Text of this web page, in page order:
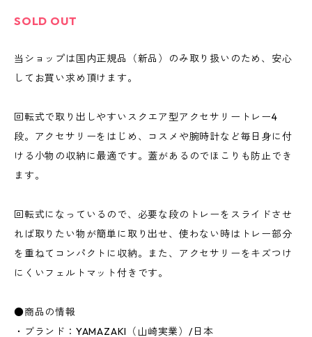
SOLD OUT
当ショップは国内正規品（新品）のみ取り扱いのため、安心
してお買い求め頂けます。
回転式で取り出しやすいスクエア型アクセサリートレー4
段。アクセサリーをはじめ、コスメや腕時計など毎日身に付
ける小物の収納に最適です。蓋があるのでほこりも防止でき
ます。
回転式になっているので、必要な段のトレーをスライドさせ
れば取りたい物が簡単に取り出せ、使わない時はトレー部分
を重ねてコンパクトに収納。また、アクセサリーをキズつけ
にくいフェルトマット付きです。
●商品の情報
・ブランド：YAMAZAKI（山崎実業）/日本